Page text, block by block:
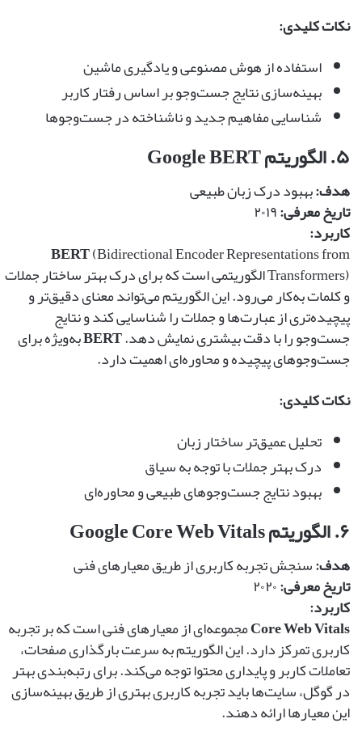
نکات کلیدی:
استفاده از هوش مصنوعی و یادگیری ماشین
بهینه‌سازی نتایج جست‌وجو بر اساس رفتار کاربر
شناسایی مفاهیم جدید و ناشناخته در جست‌وجوها
۵. الگوریتم Google BERT
هدف:بهبود درک زبان طبیعی
تاریخ معرفی:
کاربرد:
BERT(Bidirectional Encoder Representations from
Transformers) الگوریتمی است که برای درک بهتر ساختار جملات
و کلمات به‌کار می‌رود. این الگوریتم می‌تواند معنای دقیق‌تر و
پیچیده‌تری از عبارت‌ها و جملات را شناسایی کند و نتایج
جست‌وجو را با دقت بیشتری نمایش دهد.BERTبه‌ویژه برای
جست‌وجوهای پیچیده و محاوره‌ای اهمیت دارد.
نکات کلیدی:
تحلیل عمیق‌تر ساختار زبان
درک بهتر جملات با توجه به سیاق
بهبود نتایج جست‌وجوهای طبیعی و محاوره‌ای
۶. الگوریتم Google Core Web Vitals
هدف:سنجش تجربه کاربری از طریق معیارهای فنی
تاریخ معرفی:
کاربرد:
Core Web Vitalsمجموعه‌ای از معیارهای فنی است که بر تجربه
کاربری تمرکز دارد. این الگوریتم به سرعت بارگذاری صفحات،
تعاملات کاربر و پایداری محتوا توجه می‌کند. برای رتبه‌بندی بهتر
در گوگل، سایت‌ها باید تجربه کاربری بهتری از طریق بهینه‌سازی
این معیارها ارائه دهند.